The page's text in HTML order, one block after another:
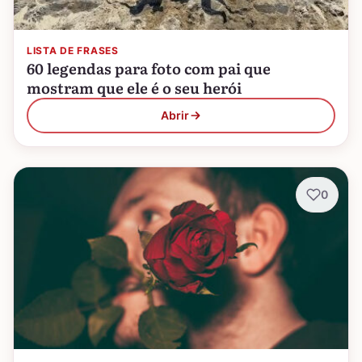
LISTA DE FRASES
60 legendas para foto com pai que
mostram que ele é o seu herói
Abrir
0